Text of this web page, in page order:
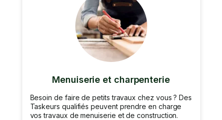
Menuiserie et charpenterie
Besoin de faire de petits travaux chez vous ? Des
Taskeurs qualifiés peuvent prendre en charge
vos travaux de menuiserie et de construction.